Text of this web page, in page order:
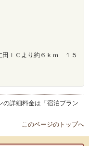
田ＩＣより約６ｋｍ １５
詳細料金は「宿泊プラン
このページのトップへ